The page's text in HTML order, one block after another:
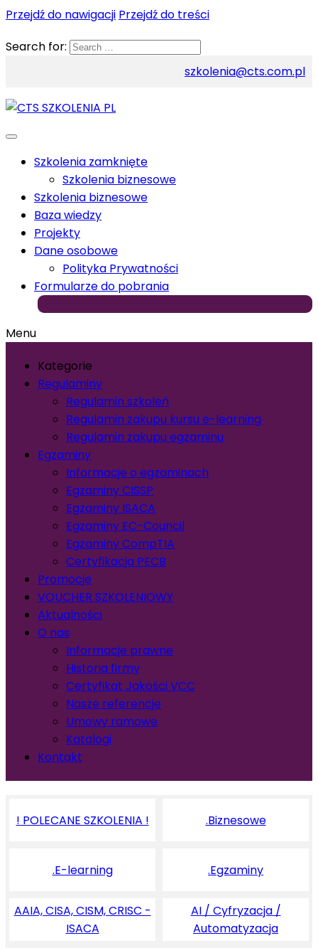
Przejdź do nawigacji Przejdź do treści
Search for:
szkolenia@cts.com.pl
Szkolenia zamknięte
Szkolenia biznesowe
Szkolenia biznesowe
Baza wiedzy
Projekty
Dane osobowe
Polityka Prywatności
Formularze do pobrania
Menu
Kategorie
Regulaminy
Regulamin szkoleń
Regulamin zakupu kursu e-learning
Regulamin zakupu egzaminu
Egzaminy
Informacje o egzaminach
Egzaminy CISSP
Egzaminy ISACA
Egzaminy EC-Council
Egzaminy CompTIA
Certyfikacja PECB
Promocje
VOUCHER SZKOLENIOWY
Aktualności
O nas
Informacje prawne
Historia firmy
Certyfikat Jakości VCC
Nasze referencje
Umowy ramowe
Katalogi
Kontakt
! POLECANE SZKOLENIA ! .Biznesowe
.E-learning .Egzaminy
AAIA, CISA, CISM, CRISC -
ISACA
AI / Cyfryzacja /
Automatyzacja